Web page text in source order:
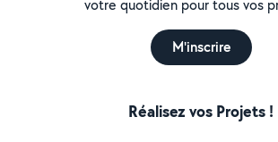
votre quotidien pour tous vos
M'inscrire
Réalisez vos Projets !